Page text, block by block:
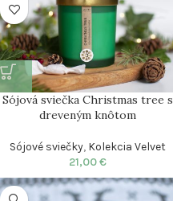
Sójová sviečka Christmas tree s
dreveným knôtom
Sójové sviečky, Kolekcia Velvet
21,00€